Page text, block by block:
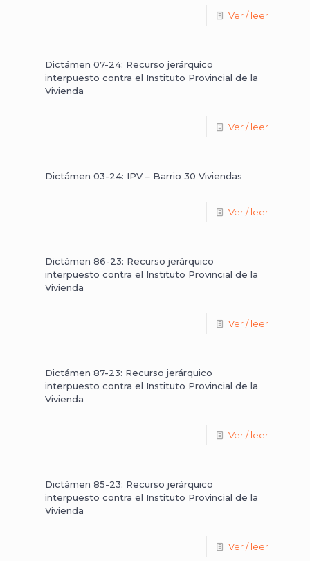
Ver / leer
Dictámen 07-24: Recurso jerárquico
interpuesto contra el Instituto Provincial de la
Vivienda
Ver / leer
Dictámen 03-24: IPV – Barrio 30 Viviendas
Ver / leer
Dictámen 86-23: Recurso jerárquico
interpuesto contra el Instituto Provincial de la
Vivienda
Ver / leer
Dictámen 87-23: Recurso jerárquico
interpuesto contra el Instituto Provincial de la
Vivienda
Ver / leer
Dictámen 85-23: Recurso jerárquico
interpuesto contra el Instituto Provincial de la
Vivienda
Ver / leer